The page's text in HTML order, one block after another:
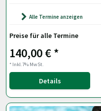
Alle Termine anzeigen
Preise für alle Termine
140,00 € *
* Inkl.7% MwSt.
Details